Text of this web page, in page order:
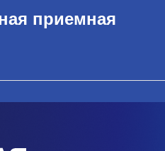
приемная